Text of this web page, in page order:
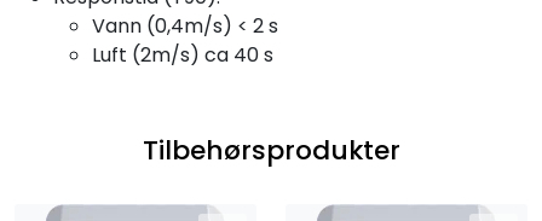
Vann (0,4m/s) < 2 s
Luft (2m/s) ca 40 s
Tilbehørsprodukter